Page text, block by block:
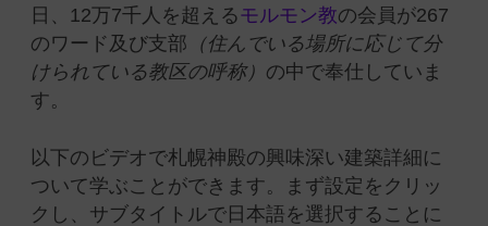
日、12万7千人を超えるモルモン教の会員が267
のワード及び支部 （住んでいる場所に応じて分
けられている教区の呼称） の中で奉仕していま
す。
以下のビデオで札幌神殿の興味深い建築詳細に
ついて学ぶことができます。まず設定をクリッ
クし、サブタイトルで日本語を選択することに